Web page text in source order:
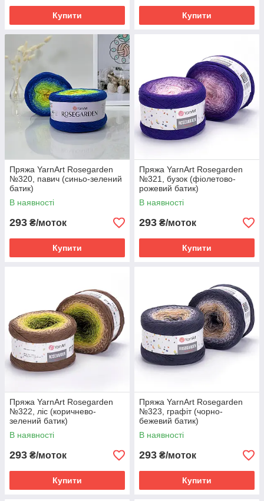
Купити Купити
Пряжа YarnArt Rosegarden
№320, павич (синьо-зелений
батик)
В наявності
293 ₴/моток
Купити
Пряжа YarnArt Rosegarden
№321, бузок (фіолетово-
рожевий батик)
В наявності
293 ₴/моток
Купити
Пряжа YarnArt Rosegarden
№322, ліс (коричнево-
зелений батик)
В наявності
293 ₴/моток
Купити
Пряжа YarnArt Rosegarden
№323, графіт (чорно-
бежевий батик)
В наявності
293 ₴/моток
Купити